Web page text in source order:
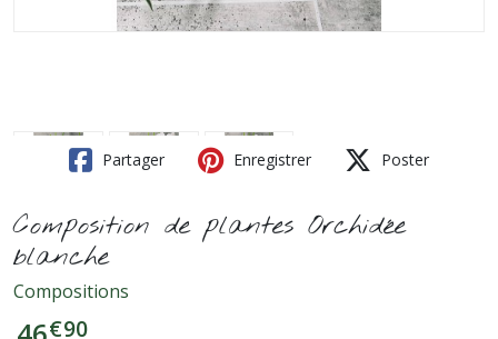
Partager Enregistrer Poster
Composition de plantes Orchidée
blanche
Compositions
€90